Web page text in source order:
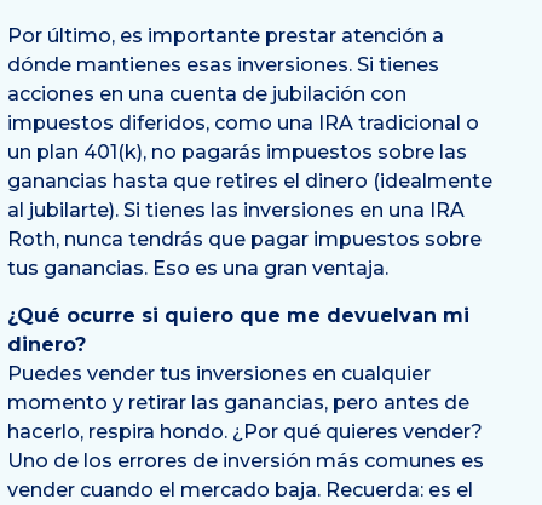
Por último, es importante prestar atención a
dónde mantienes esas inversiones. Si tienes
acciones en una cuenta de jubilación con
impuestos diferidos, como una IRA tradicional o
un plan 401(k), no pagarás impuestos sobre las
ganancias hasta que retires el dinero (idealmente
al jubilarte). Si tienes las inversiones en una IRA
Roth, nunca tendrás que pagar impuestos sobre
tus ganancias. Eso es una gran ventaja.
¿Qué ocurre si quiero que me devuelvan mi
dinero?
Puedes vender tus inversiones en cualquier
momento y retirar las ganancias, pero antes de
hacerlo, respira hondo. ¿Por qué quieres vender?
Uno de los errores de inversión más comunes es
vender cuando el mercado baja. Recuerda: es el